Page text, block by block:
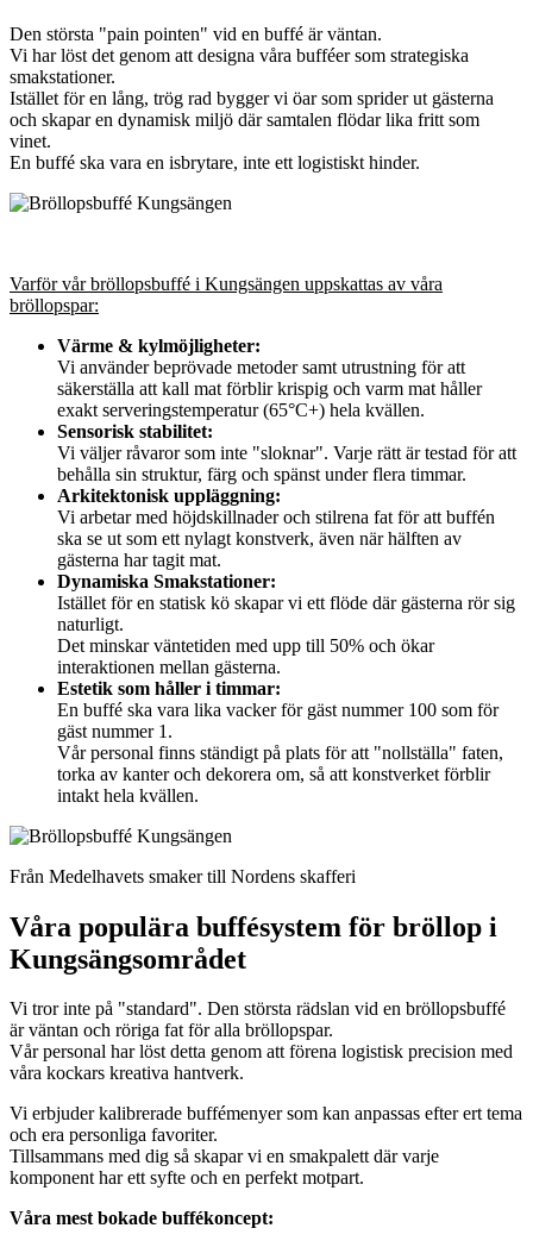
Den största "pain pointen" vid en buffé är väntan.
Vi har löst det genom att designa våra bufféer som strategiska
smakstationer.
Istället för en lång, trög rad bygger vi öar som sprider ut gästerna
och skapar en dynamisk miljö där samtalen flödar lika fritt som
vinet.
En buffé ska vara en isbrytare, inte ett logistiskt hinder.
Varför vår bröllopsbuffé i Kungsängen uppskattas av våra
bröllopspar:
Värme & kylmöjligheter:
Vi använder beprövade metoder samt utrustning för att
säkerställa att kall mat förblir krispig och varm mat håller
exakt serveringstemperatur (65°C+) hela kvällen.
Sensorisk stabilitet:
Vi väljer råvaror som inte "sloknar". Varje rätt är testad för att
behålla sin struktur, färg och spänst under flera timmar.
Arkitektonisk uppläggning:
Vi arbetar med höjdskillnader och stilrena fat för att buffén
ska se ut som ett nylagt konstverk, även när hälften av
gästerna har tagit mat.
Dynamiska Smakstationer:
Istället för en statisk kö skapar vi ett flöde där gästerna rör sig
naturligt.
Det minskar väntetiden med upp till 50% och ökar
interaktionen mellan gästerna.
Estetik som håller i timmar:
En buffé ska vara lika vacker för gäst nummer 100 som för
gäst nummer 1.
Vår personal finns ständigt på plats för att "nollställa" faten,
torka av kanter och dekorera om, så att konstverket förblir
intakt hela kvällen.
Från Medelhavets smaker till Nordens skafferi
Våra populära buffésystem för bröllop i
Kungsängsområdet
Vi tror inte på "standard". Den största rädslan vid en bröllopsbuffé
är väntan och röriga fat för alla bröllopspar.
Vår personal har löst detta genom att förena logistisk precision med
våra kockars kreativa hantverk.
Vi erbjuder kalibrerade buffémenyer som kan anpassas efter ert tema
och era personliga favoriter.
Tillsammans med dig så skapar vi en smakpalett där varje
komponent har ett syfte och en perfekt motpart.
Våra mest bokade buffékoncept: